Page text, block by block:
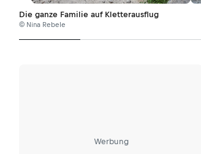
Die ganze Familie auf Kletterausflug
© Nina Rebele
Werbung